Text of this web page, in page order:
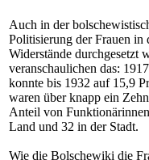
Auch in der
Politisierung der Frauen in
Widerstände durchgesetzt
veranschaulichen das:
konnte bis 1932 auf 15,9
waren über knapp ein
Anteil von
Land und 32 in der Stadt.
Wie die Bolschewiki die